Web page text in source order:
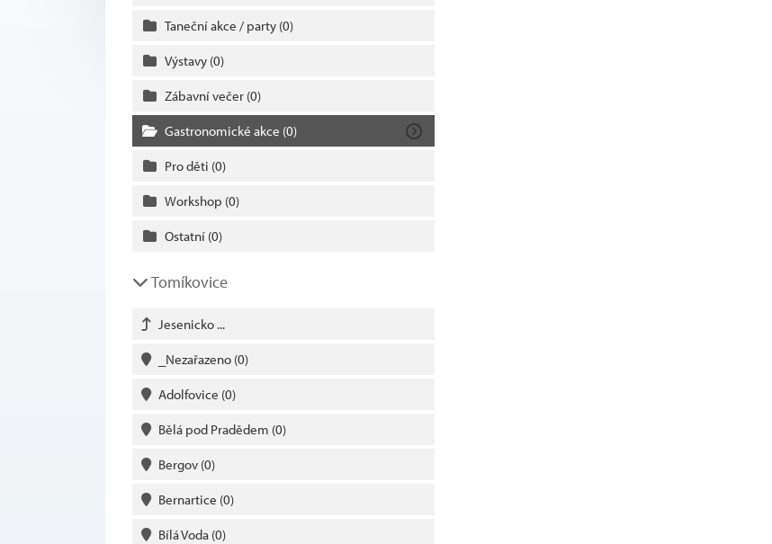
Taneční akce / party (0)
Výstavy (0)
Zábavní večer (0)
Gastronomické akce (0)
Pro děti (0)
Workshop (0)
Ostatní (0)
Tomíkovice
Jesenicko ...
_Nezařazeno (0)
Adolfovice (0)
Bělá pod Pradědem (0)
Bergov (0)
Bernartice (0)
Bílá Voda (0)